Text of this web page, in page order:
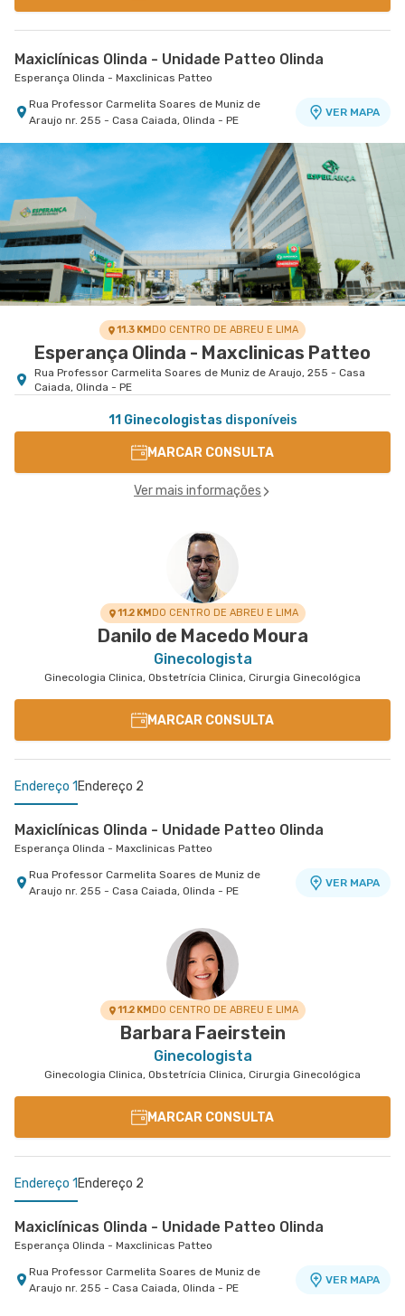
Maxiclínicas Olinda - Unidade Patteo Olinda
Esperança Olinda - Maxclinicas Patteo
Rua Professor Carmelita Soares de Muniz de
Araujo nr. 255 - Casa Caiada, Olinda - PE
VER MAPA
11.3 KMDO CENTRO DE ABREU E LIMA
Esperança Olinda - Maxclinicas Patteo
Rua Professor Carmelita Soares de Muniz de Araujo, 255 - Casa
Caiada, Olinda - PE
11 Ginecologistas disponíveis
MARCAR CONSULTA
Ver mais informações
11.2 KMDO CENTRO DE ABREU E LIMA
Danilo de Macedo Moura
Ginecologista
Ginecologia Clinica, Obstetrícia Clinica, Cirurgia Ginecológica
MARCAR CONSULTA
Endereço 1 Endereço 2
Maxiclínicas Olinda - Unidade Patteo Olinda
Esperança Olinda - Maxclinicas Patteo
Rua Professor Carmelita Soares de Muniz de
Araujo nr. 255 - Casa Caiada, Olinda - PE
VER MAPA
Rua Pacifico Dos Santos nr. 103 - Paissandu,
11.2 KMDO CENTRO DE ABREU E LIMA
Barbara Faeirstein
Ginecologista
Ginecologia Clinica, Obstetrícia Clinica, Cirurgia Ginecológica
MARCAR CONSULTA
Endereço 1 Endereço 2
Maxiclínicas Olinda - Unidade Patteo Olinda
Esperança Olinda - Maxclinicas Patteo
Rua Professor Carmelita Soares de Muniz de
Araujo nr. 255 - Casa Caiada, Olinda - PE
VER MAPA